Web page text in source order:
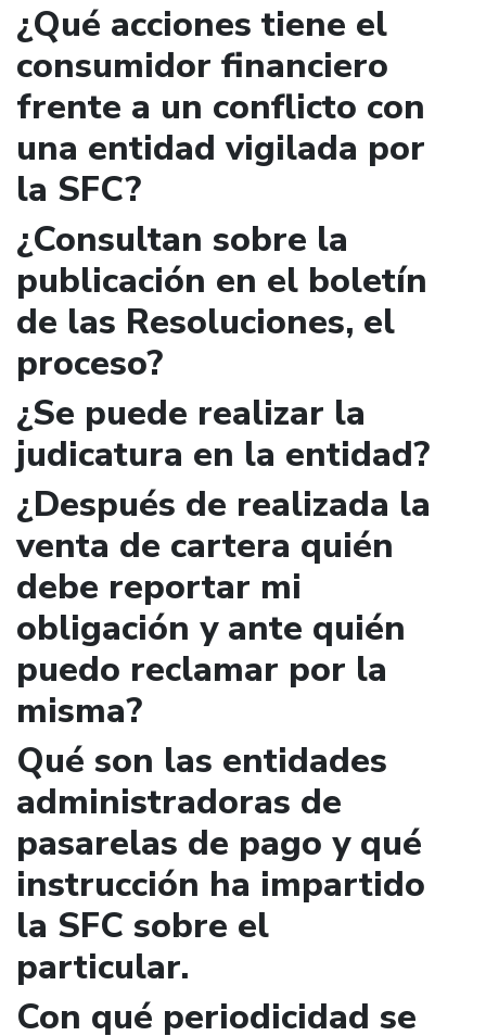
¿Qué acciones tiene el
consumidor financiero
frente a un conflicto con
una entidad vigilada por
la SFC?
¿Consultan sobre la
publicación en el boletín
de las Resoluciones, el
proceso?
¿Se puede realizar la
judicatura en la entidad?
¿Después de realizada la
venta de cartera quién
debe reportar mi
obligación y ante quién
puedo reclamar por la
misma?
Qué son las entidades
administradoras de
pasarelas de pago y qué
instrucción ha impartido
la SFC sobre el
particular.
Con qué periodicidad se